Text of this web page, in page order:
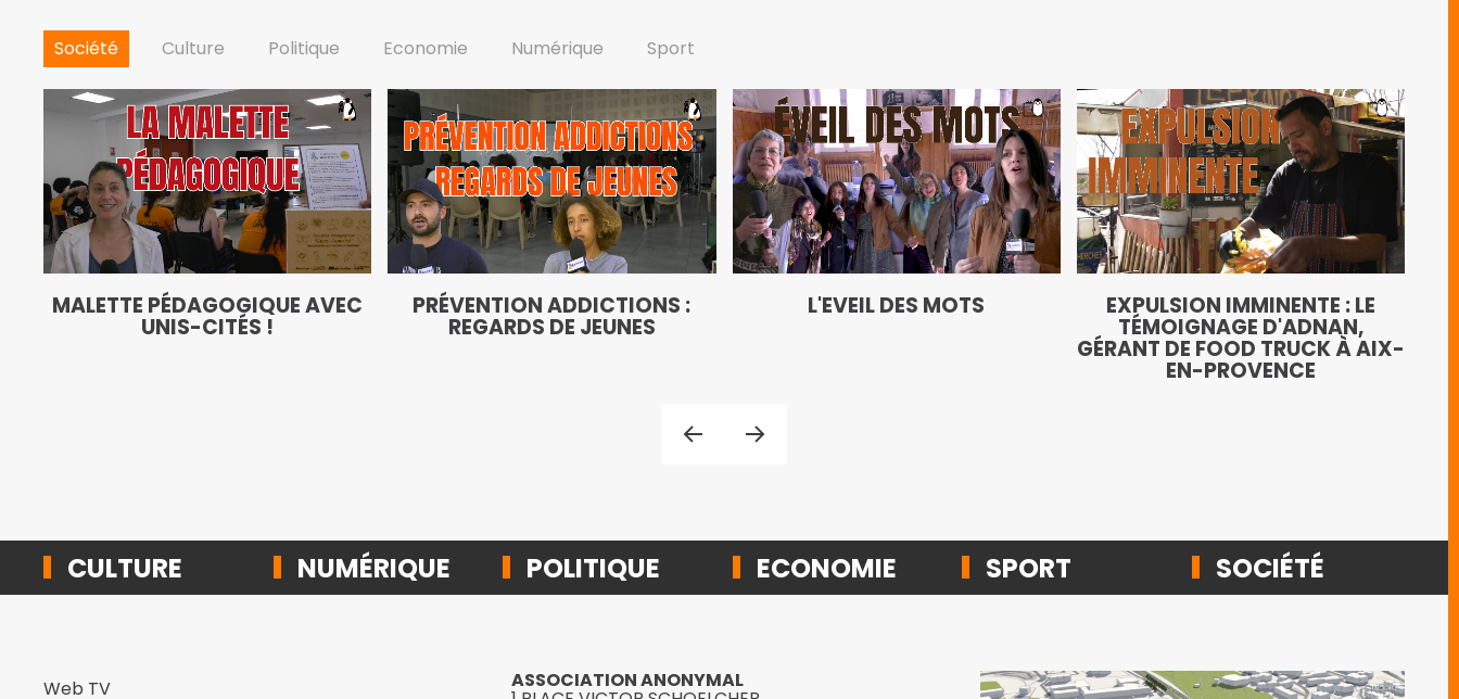
Société Culture Politique Economie Numérique Sport
MALETTE PÉDAGOGIQUE AVEC
UNIS-CITÉS !
PRÉVENTION ADDICTIONS :
REGARDS DE JEUNES
L'EVEIL DES MOTS EXPULSION IMMINENTE : LE
TÉMOIGNAGE D'ADNAN,
GÉRANT DE FOOD TRUCK À AIX-
EN-PROVENCE
CULTURE NUMÉRIQUE POLITIQUE ECONOMIE SPORT SOCIÉTÉ
Web TV ASSOCIATION ANONYMAL